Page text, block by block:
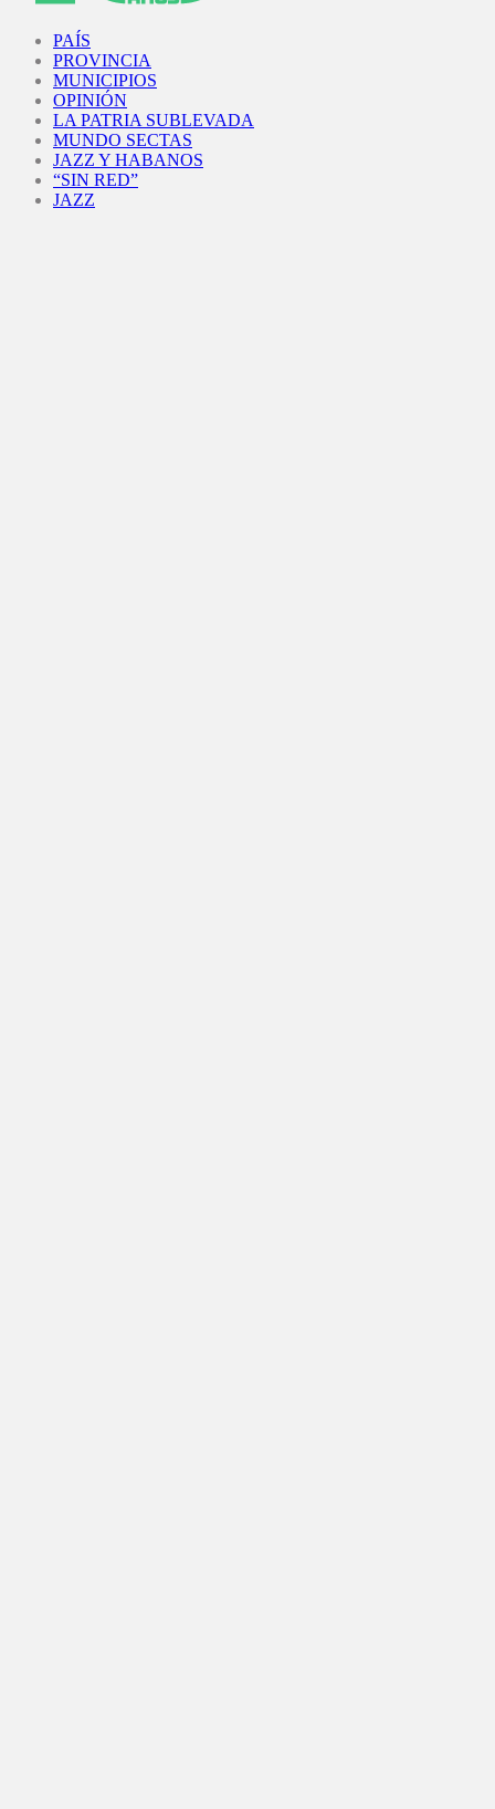
PAÍS
PROVINCIA
MUNICIPIOS
OPINIÓN
LA PATRIA SUBLEVADA
MUNDO SECTAS
JAZZ Y HABANOS
“SIN RED”
JAZZ